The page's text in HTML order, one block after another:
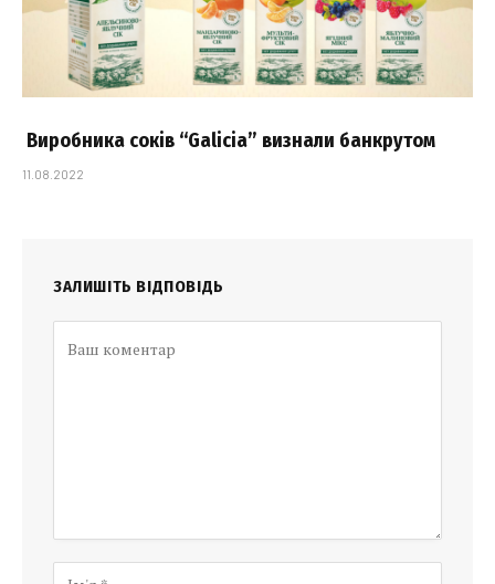
Виробника соків “Galicia” визнали банкрутом
11.08.2022
ЗАЛИШІТЬ ВІДПОВІДЬ